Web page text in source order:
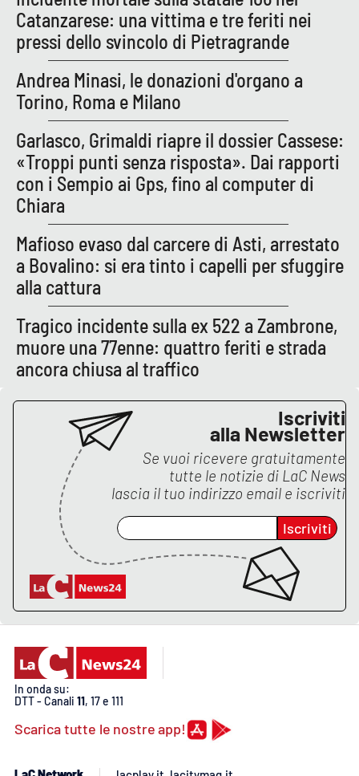
Catanzarochannel.it
APP
Android
Apple
Catanzarese: una vittima e tre feriti nei
pressi dello svincolo di Pietragrande
Andrea Minasi, le donazioni d'organo a
Torino, Roma e Milano
Garlasco, Grimaldi riapre il dossier Cassese:
«Troppi punti senza risposta». Dai rapporti
con i Sempio ai Gps, fino al computer di
Chiara
Mafioso evaso dal carcere di Asti, arrestato
a Bovalino: si era tinto i capelli per sfuggire
alla cattura
Tragico incidente sulla ex 522 a Zambrone,
muore una 77enne: quattro feriti e strada
ancora chiusa al traffico
Iscriviti
alla Newsletter
Se vuoi ricevere gratuitamente
tutte le notizie di LaC News
lascia il tuo indirizzo email e iscriviti
Iscriviti
In onda su:
DTT - Canali 11, 17 e 111
Scarica tutte le nostre app!